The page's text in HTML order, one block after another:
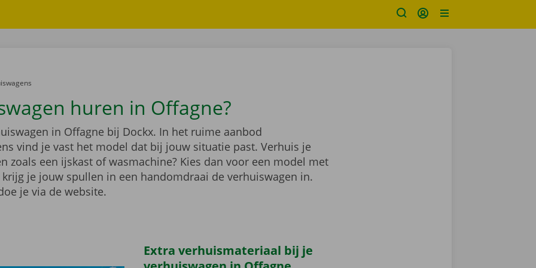
huren in Offagne?
in Offagne bij Dockx. In het ruime aanbod
vind je vast het model dat bij jouw situatie past. Verhuis je
zoals een ijskast of wasmachine? Kies dan voor een model met
krijg je jouw spullen in een handomdraai de verhuiswagen in.
je via de website.
Extra verhuismateriaal bij je